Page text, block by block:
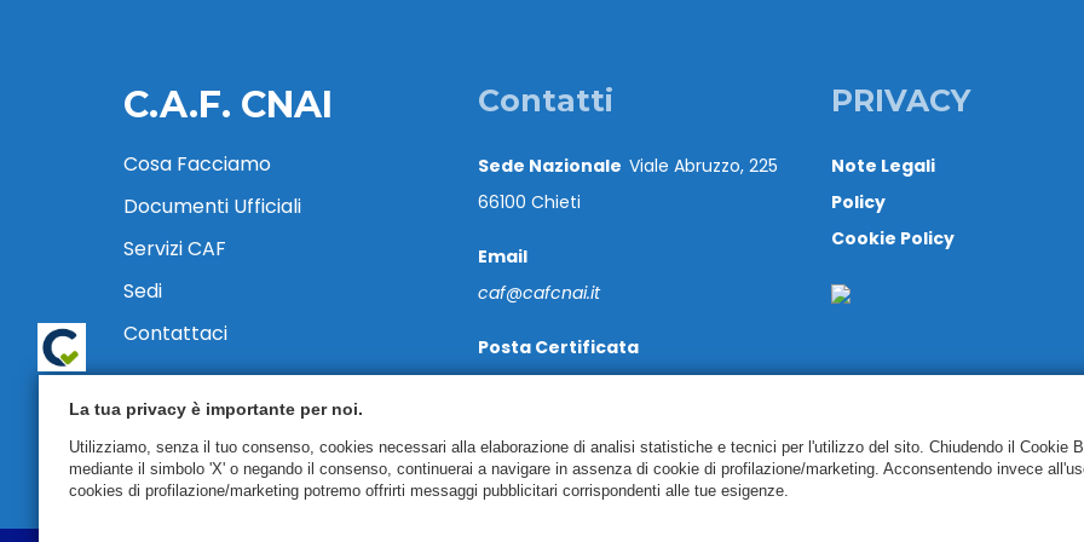
C.A.F. CNAI
Cosa Facciamo
Documenti Ufficiali
Servizi CAF
Sedi
Contattaci
Contatti
Sede Nazionale Viale Abruzzo, 225
66100 Chieti
Email
caf@cafcnai.it
Posta Certificata
Tel. 0871 540063
PRIVACY
Note Legali
Policy
Cookie Policy
La tua privacy è importante per noi.
Utilizziamo, senza il tuo consenso, cookies necessari alla elaborazione di analisi statistiche e tecnici per l'utilizzo del sito. Chiudendo il Cookie
mediante il simbolo 'X' o negando il consenso, continuerai a navigare in assenza di cookie di profilazione/marketing. Acconsentendo invece
cookies di profilazione/marketing potremo offrirti messaggi pubblicitari corrispondenti alle tue esigenze.